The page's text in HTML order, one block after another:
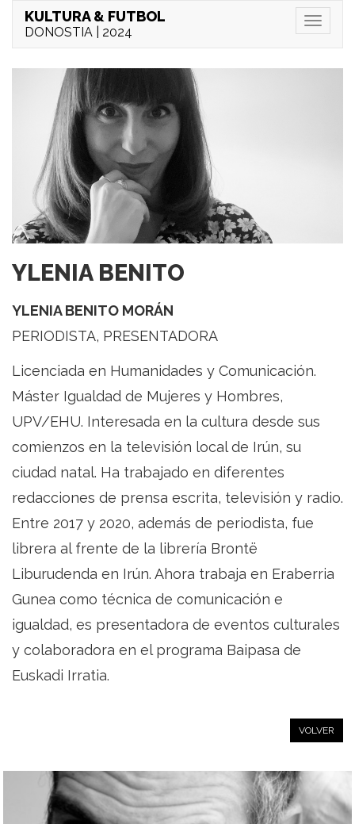
Menu
KULTURA & FUTBOL
DONOSTIA | 2024
YLENIA BENITO
YLENIA BENITO MORÁN
PERIODISTA, PRESENTADORA
Licenciada en Humanidades y Comunicación.
Máster Igualdad de Mujeres y Hombres,
UPV/EHU. Interesada en la cultura desde sus
comienzos en la televisión local de Irún, su
ciudad natal. Ha trabajado en diferentes
redacciones de prensa escrita, televisión y radio.
Entre 2017 y 2020, además de periodista, fue
librera al frente de la librería Brontë
Liburudenda en Irún. Ahora trabaja en Eraberria
Gunea como técnica de comunicación e
igualdad, es presentadora de eventos culturales
y colaboradora en el programa Baipasa de
Euskadi Irratia.
VOLVER